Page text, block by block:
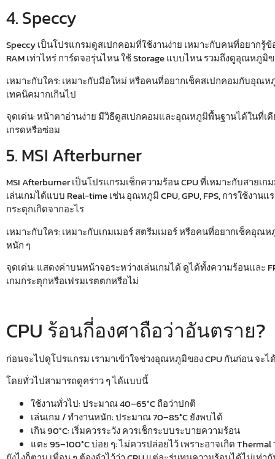
4. Speccy
Speccy เป็นโปรแกรมดูสเปกคอมที่ใช้งานง่าย เหมาะกับคนที่อยากรู้ข้
RAM เท่าไหร่ การ์ดจอรุ่นไหน ใช้ Storage แบบไหน รวมถึงดูอุณหภู
เหมาะกับใคร: เหมาะกับมือใหม่ หรือคนที่อยากเช็คสเปกคอมกับอุณห
เทคนิคมากเกินไป
จุดเด่น:หน้าตาอ่านง่าย มีวิธีดูสเปกคอมและอุณหภูมิพื้นฐานได้ในที่เดี
เกรดหรือซ่อม
5. MSI Afterburner
MSI Afterburner เป็นโปรแกรมเช็กความร้อน CPUที่เหมาะกับสายเก
เล่นเกมได้แบบ Real-time เช่น อุณหภูมิ CPU, GPU, FPS, การใช้งา
กระตุกเกิดจากอะไร
เหมาะกับใคร: เหมาะกับเกมเมอร์ สตรีมเมอร์ หรือคนที่อยากเช็คอุณ
หนัก ๆ
จุดเด่น: แสดงค่าบนหน้าจอระหว่างเล่นเกมได้ ดูได้ทั้งความร้อนและ
เกมกระตุกหรือเฟรมเรตตกหรือไม่
CPU ร้อนกี่องศาถือว่าอันตราย?
ก่อนจะไปดูโปรแกรม เรามาเข้าใจช่วงอุณหภูมิของ CPU กันก่อน จ
โดยทั่วไปสามารถดูคร่าว ๆ ได้แบบนี้
ใช้งานทั่วไป: ประมาณ 40–65°C ถือว่าปกติ
เล่นเกม / ทำงานหนัก: ประมาณ 70–85°C ยังพบได้
เกิน 90°C: เริ่มควรระวัง ควรเช็กระบบระบายความร้อน
แตะ 95–100°C บ่อย ๆ: ไม่ควรปล่อยไว้ เพราะอาจเกิด